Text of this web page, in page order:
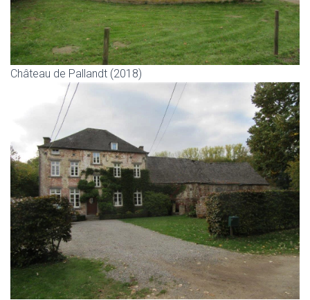
Château de Pallandt (2018)